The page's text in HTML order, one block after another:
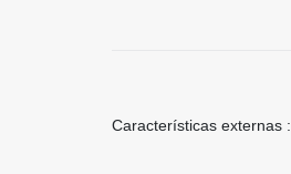
Características externas :